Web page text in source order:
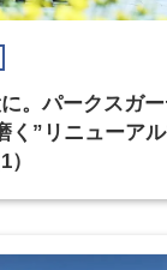
。パークスガ
く”リニューア